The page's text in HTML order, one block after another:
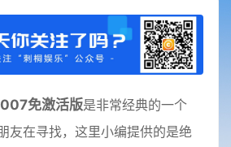
免激活版是非常经典的一个
友在寻找，这里小编提供的是绝